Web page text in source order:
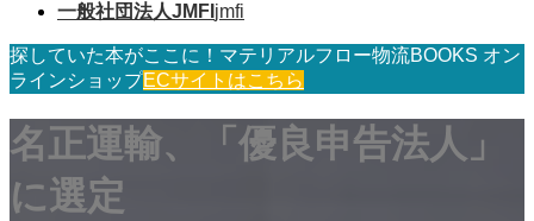
一般社団法人JMFI jmfi
探していた本がここに！マテリアルフロー物流BOOKS オン
ラインショップECサイトはこちら
名正運輸、「優良申告法人」
に選定